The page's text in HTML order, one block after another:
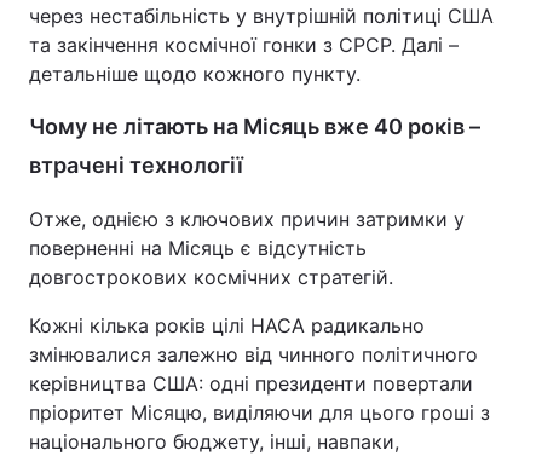
через нестабільність у внутрішній політиці США
та закінчення космічної гонки з СРСР. Далі –
детальніше щодо кожного пункту.
Чому не літають на Місяць вже 40 років –
втрачені технології
Отже, однією з ключових причин затримки у
поверненні на Місяць є відсутність
довгострокових космічних стратегій.
Кожні кілька років цілі НАСА радикально
змінювалися залежно від чинного політичного
керівництва США: одні президенти повертали
пріоритет Місяцю, виділяючи для цього гроші з
національного бюджету, інші, навпаки,